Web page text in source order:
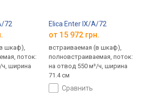
72
шкаф),
поток:
ч, ширина
Elica Enter IX/A/72
от 15 972 грн.
встраиваемая (в шкаф),
полновстраиваемая, поток:
на отвод 550 м³/ч, ширина
71.4 см
сравнить